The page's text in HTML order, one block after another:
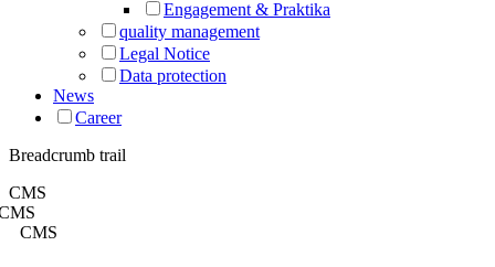
Engagement & Praktika
quality management
Legal Notice
Data protection
News
Career
Breadcrumb trail
CMS
CMS